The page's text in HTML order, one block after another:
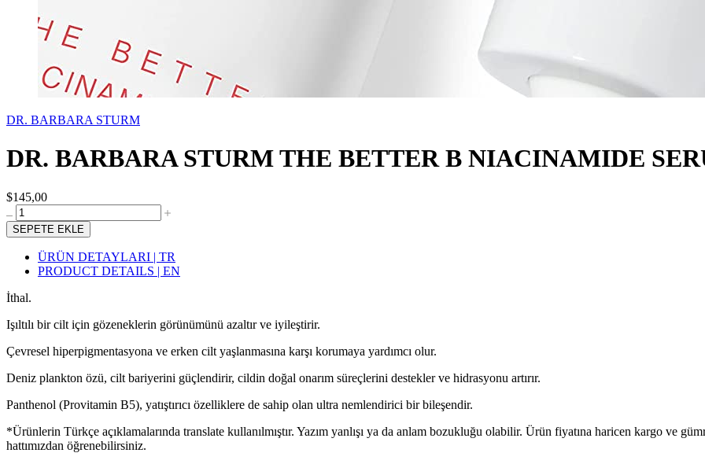
DR. BARBARA STURM
DR. BARBARA STURM THE BETTER B NIACINAMIDE
$145,00
SEPETE EKLE
ÜRÜN DETAYLARI | TR
PRODUCT DETAILS | EN
İthal.
Işıltılı bir cilt için gözeneklerin görünümünü azaltır ve iyileştirir.
Çevresel hiperpigmentasyona ve erken cilt yaşlanmasına karşı korumaya yardımcı olur.
Deniz plankton özü, cilt bariyerini güçlendirir, cildin doğal onarım süreçlerini destekler ve hidrasyonu artırır.
Panthenol (Provitamin B5), yatıştırıcı özelliklere de sahip olan ultra nemlendirici bir bileşendir.
*Ürünlerin Türkçe açıklamalarında translate kullanılmıştır. Yazım yanlışı ya da anlam bozukluğu olabilir. Ürün fiyatına haricen kargo ve
hattımızdan öğrenebilirsiniz.